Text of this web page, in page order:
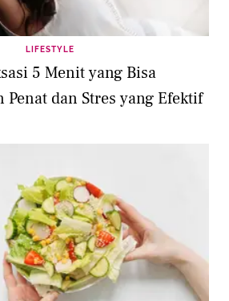
LIFESTYLE
5 Menit yang Bisa
Penat dan Stres yang Efektif